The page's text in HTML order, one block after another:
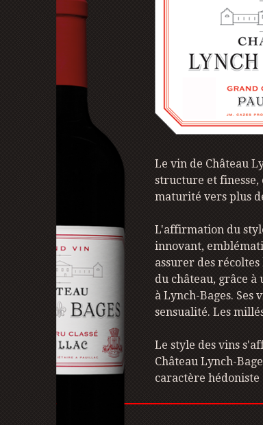
Le vin de Château
structure et finesse,
maturité vers plus
L'affirmation du
innovant,
assurer des
du château, grâce
à Lynch-Bages.
sensualité. Les
Le style des vins
Château Lynch-
caractère